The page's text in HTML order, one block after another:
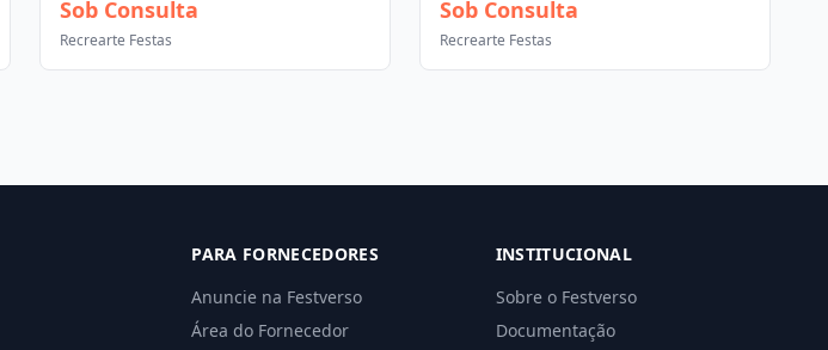
Sob Consulta
Recrearte Festas
Sob Consulta
Recrearte Festas
PARA FORNECEDORES
Anuncie na Festverso
Área do Fornecedor
INSTITUCIONAL
Sobre o Festverso
Documentação